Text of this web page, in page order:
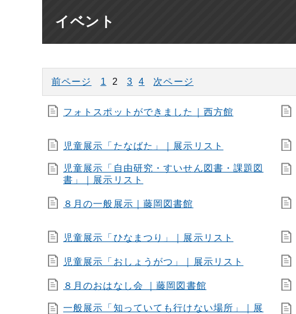
イベント
前ページ 1 2 3 4 次ページ
フォトスポットができました｜西方館
児童展示「たなばた」｜展示リスト
児童展示「自由研究・すいせん図書・課題図
書」｜展示リスト
８月の一般展示｜藤岡図書館
児童展示「ひなまつり」｜展示リスト
児童展示「おしょうがつ」｜展示リスト
８月のおはなし会 ｜藤岡図書館
一般展示「知っていても行けない場所」｜展